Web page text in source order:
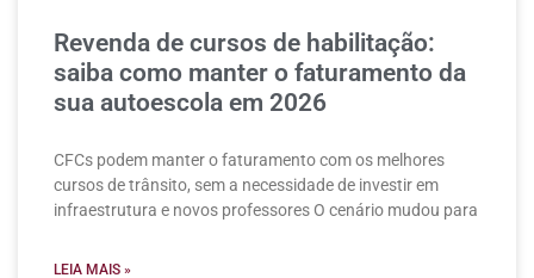
Revenda de cursos de habilitação:
saiba como manter o faturamento da
sua autoescola em 2026
CFCs podem manter o faturamento com os melhores
cursos de trânsito, sem a necessidade de investir em
infraestrutura e novos professores O cenário mudou para
LEIA MAIS »